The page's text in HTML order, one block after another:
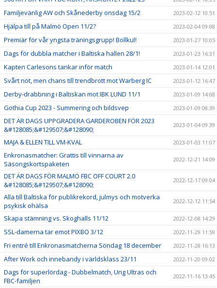
Familjevänlig AW och Skånederby onsdag 15/2 2023-02-12 10:51
Hjälpa till på Malmö Open 11/2? 2023-02-04 09:08
Premiär för vår yngsta träningsgrupp! Bollkul! 2023-01-27 10:05
Dags för dubbla matcher i Baltiska hallen 28/1! 2023-01-23 16:31
Kapten Carlesons tankar inför match 2023-01-14 12:01
Svårt nöt, men chans till trendbrott mot Warberg IC 2023-01-12 16:47
Derby-drabbning i Baltiskan mot IBK LUND 11/1 2023-01-09 14:08
Gothia Cup 2023 - Summering och bildsvep 2023-01-09 08:39
DET ÄR DAGS UPPGRADERA GARDEROBEN FÖR 2023
&#128085;&#129507;&#128090;
2023-01-04 09:39
MAJA & ELLEN TILL VM-KVAL 2023-01-03 11:07
Enkronasmatcher: Grattis till vinnarna av
Säsongskortspaketen
2022-12-21 14:09
DET ÄR DAGS FÖR MALMÖ FBC OFF COURT 2.0
&#128085;&#129507;&#128090;
2022-12-17 09:04
Alla till Baltiska för publikrekord, julmys och motverka
psykisk ohälsa
2022-12-12 11:54
Skapa stämning vs. Skoghalls 11/12 2022-12-08 14:29
SSL-damerna tar emot PIXBO 3/12 2022-11-29 11:59
Fri entré till Enkronasmatcherna Söndag 18 december 2022-11-28 16:13
After Work och innebandy i världsklass 23/11 2022-11-20 09:02
Dags för superlördag - Dubbelmatch, Ung Ultras och
FBC-familjen
2022-11-16 13:45